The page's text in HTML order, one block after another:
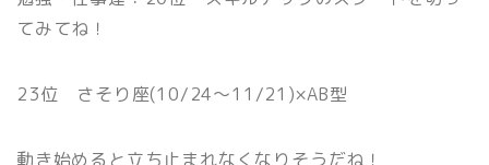
てみてね！
23位 さそり座(10/24〜11/21)×AB型
動き始めると立ち止まれなくなりそうだね！